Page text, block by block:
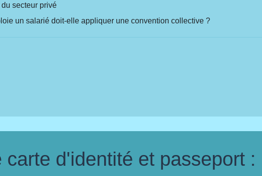
secteur privé
un salarié doit-elle appliquer une convention collective ?
carte d'identité et passeport